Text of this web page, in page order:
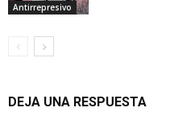
Antirrepresivo
DEJA UNA RESPUESTA